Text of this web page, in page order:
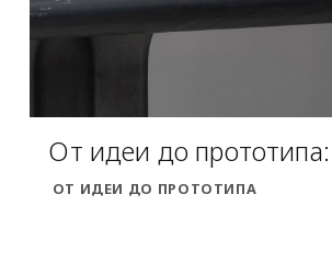
От идеи до
ОТ ИДЕИ ДО ПРОТОТИПА